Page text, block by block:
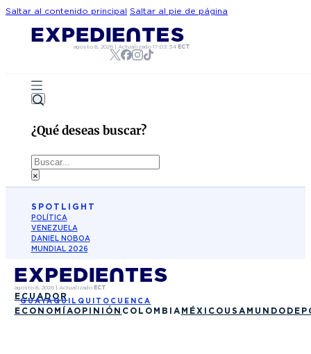
Saltar al contenido principal Saltar al pie de página
agosto 8, 2026 |Actualizado17:03:34 ECT
¿Qué deseas buscar?
Buscar
×
SPOTLIGHT
POLÍTICA
VENEZUELA
DANIEL NOBOA
MUNDIAL 2026
agosto 8, 2026| Actualizado ECT
ECUADOR
GUAYAQUIL QUITO CUENCA
ECONOMÍAOPINIÓN COLOMBIA MÉXICO USA MUNDO